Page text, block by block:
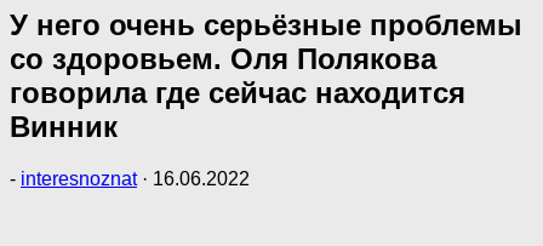
У него очень серьёзные проблемы
со здоровьем. Оля Полякова
говорила где сейчас находится
Винник
- interesnoznat · 16.06.2022